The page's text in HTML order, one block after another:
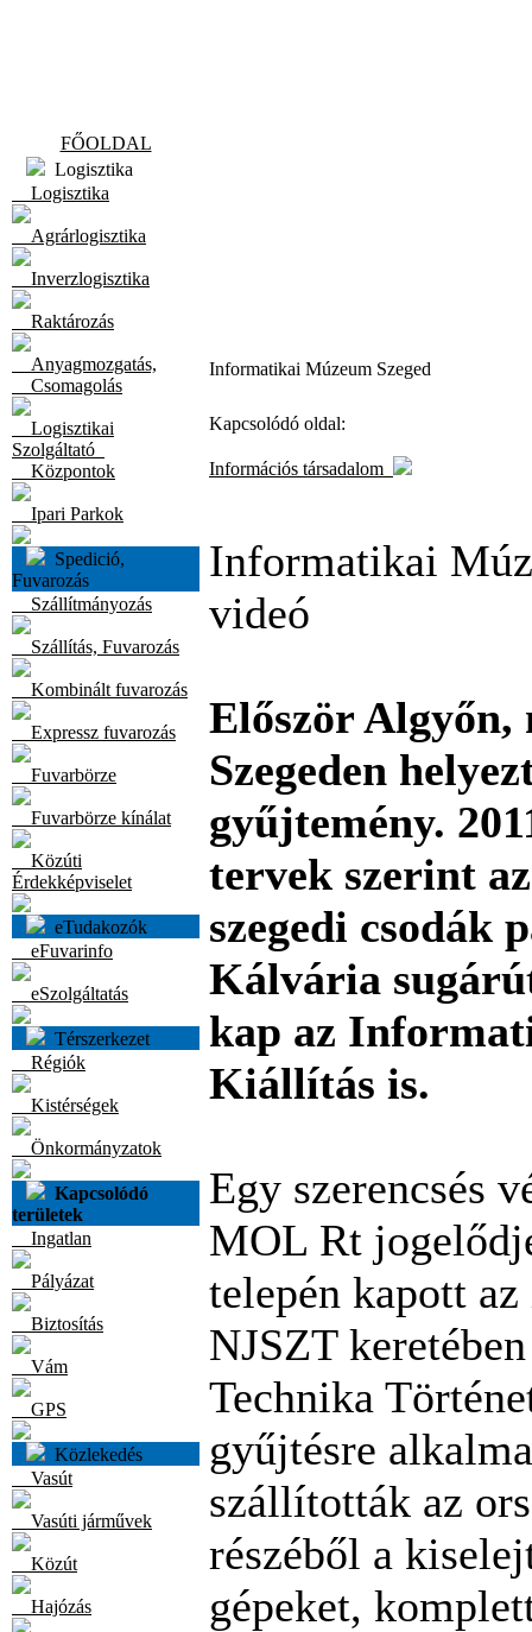
FŐOLDAL
Logisztika
Logisztika
Agrárlogisztika
Inverzlogisztika
Raktározás
Anyagmozgatás,
Csomagolás
Logisztikai
Szolgáltató
Központok
Ipari Parkok
Spedició,
Fuvarozás
Szállítmányozás
Szállítás, Fuvarozás
Kombinált fuvarozás
Expressz fuvarozás
Fuvarbörze
Fuvarbörze kínálat
Közúti
Érdekképviselet
eTudakozók
eFuvarinfo
eSzolgáltatás
Térszerkezet
Régiók
Kistérségek
Önkormányzatok
Kapcsolódó
területek
Ingatlan
Pályázat
Biztosítás
Vám
GPS
Közlekedés
Vasút
Vasúti járművek
Közút
Hajózás
Informatikai Múzeum Szeged
Kapcsolódó oldal:
Információs társadalom
Informatikai
videó
Először Algyőn,
Szegeden
gyűjtemény.
tervek szerint
szegedi csodák
Kálvária
kap az
Kiállítás is.
Egy szerencsés
MOL Rt
telepén kapott
NJSZT
Technika
gyűjtésre
szállították az
részéből a
gépeket,